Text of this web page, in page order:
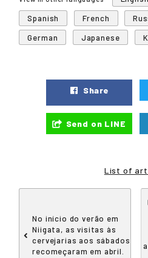
Spanish
French
German
Japanese
Share
Send on LINE
List of
No início do verão em
Niigata, as visitas às
cervejarias aos sábados
recomeçaram em abril.